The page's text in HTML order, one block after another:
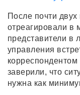
После почти
отреагировали в
представители в
управления
заверили, что
нужна как